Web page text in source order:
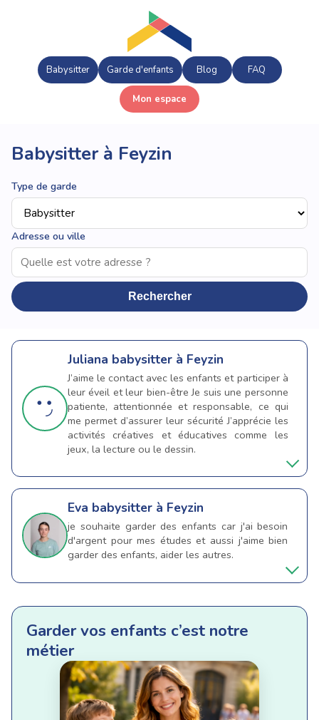
Babysitter Garde d'enfants Blog FAQ
Mon espace
Babysitter à Feyzin
Type de garde
Adresse ou ville
Rechercher
Juliana babysitter à Feyzin
J’aime le contact avec les enfants et participer à
leur éveil et leur bien-être Je suis une personne
patiente, attentionnée et responsable, ce qui
me permet d’assurer leur sécurité J’apprécie les
activités créatives et éducatives comme les
jeux, la lecture ou le dessin.
Eva babysitter à Feyzin
je souhaite garder des enfants car j'ai besoin
d'argent pour mes études et aussi j'aime bien
garder des enfants, aider les autres.
Garder vos enfants c’est notre
métier